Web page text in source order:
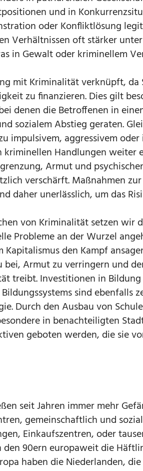
und in
oder Konfliktlösung
Verhältnissen oft stärker
in Gewalt oder kriminellem
mit Kriminalität verknüpft,
zu finanzieren. Dies gilt
denen die Betroffenen in
sozialem Abstieg geraten.
impulsivem, aggressivem
kriminellen Handlungen weiter
Armut und
verschärft. Maßnahmen
daher unerlässlich, um das
von Kriminalität setzen wir
Probleme an der Wurzel
den Kampf
Armut zu verringern und
treibt. Investitionen in
sind ebenfalls
Durch den Ausbau von
in benachteiligten
geboten werden, die sie
seit Jahren immer mehr
gemeinschaftlich und
Einkaufszentren, oder
90ern europaweit die
haben die Niederlanden,